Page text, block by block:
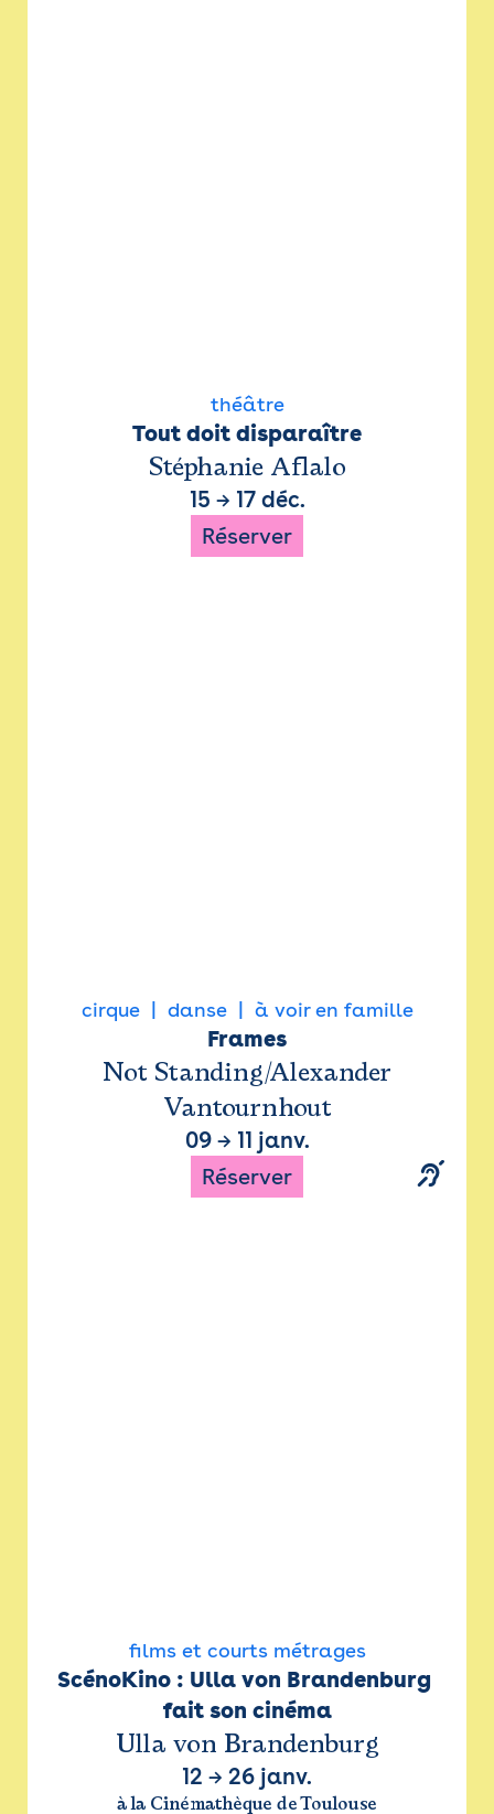
théâtre
Tout doit disparaître
Stéphanie Aflalo
15 → 17 déc.
Réserver
cirque danse à voir en famille
Frames
Not Standing/Alexander
Vantournhout
09→ 11 janv.
Réserver
films et courts métrages
ScénoKino : Ulla von Brandenburg
fait son cinéma
Ulla von Brandenburg
12 → 26 janv.
à la Cinémathèque de Toulouse